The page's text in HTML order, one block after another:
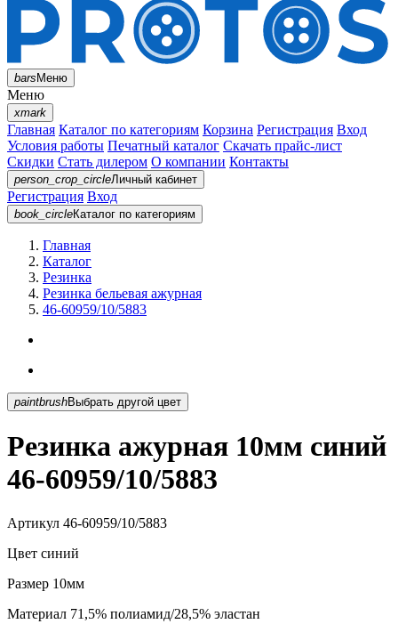
barsМеню
Меню
xmark
Главная Каталог по категориям Корзина Регистрация Вход
Условия работы Печатный каталог Скачать прайс-лист
Скидки Стать дилером О компании Контакты
person_crop_circleЛичный кабинет
Регистрация Вход
book_circleКаталог по категориям
Главная
Каталог
Резинка
Резинка бельевая ажурная
46-60959/10/5883
paintbrush Выбрать другой цвет
Резинка ажурная 10мм синий
46-60959/10/5883
Артикул 46-60959/10/5883
Цвет синий
Размер 10мм
Материал 71,5% полиамид/28,5% эластан